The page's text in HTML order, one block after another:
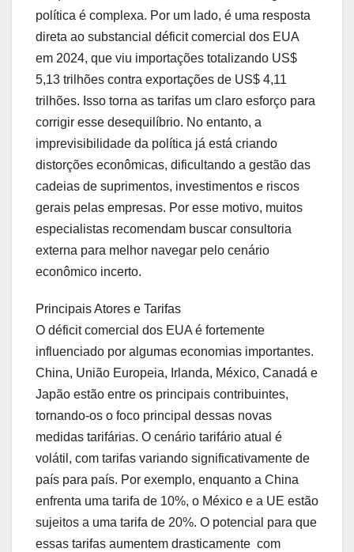
política é complexa. Por um lado, é uma resposta
direta ao substancial déficit comercial dos EUA
em 2024, que viu importações totalizando US$
5,13 trilhões contra exportações de US$ 4,11
trilhões. Isso torna as tarifas um claro esforço para
corrigir esse desequilíbrio. No entanto, a
imprevisibilidade da política já está criando
distorções econômicas, dificultando a gestão das
cadeias de suprimentos, investimentos e riscos
gerais pelas empresas. Por esse motivo, muitos
especialistas recomendam buscar consultoria
externa para melhor navegar pelo cenário
econômico incerto.
Principais Atores e Tarifas
O déficit comercial dos EUA é fortemente
influenciado por algumas economias importantes.
China, União Europeia, Irlanda, México, Canadá e
Japão estão entre os principais contribuintes,
tornando-os o foco principal dessas novas
medidas tarifárias. O cenário tarifário atual é
volátil, com tarifas variando significativamente de
país para país. Por exemplo, enquanto a China
enfrenta uma tarifa de 10%, o México e a UE estão
sujeitos a uma tarifa de 20%. O potencial para que
essas tarifas aumentem drasticamente  com